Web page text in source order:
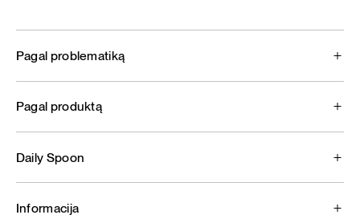
Pagal problematiką
Pagal produktą
Daily Spoon
Informacija